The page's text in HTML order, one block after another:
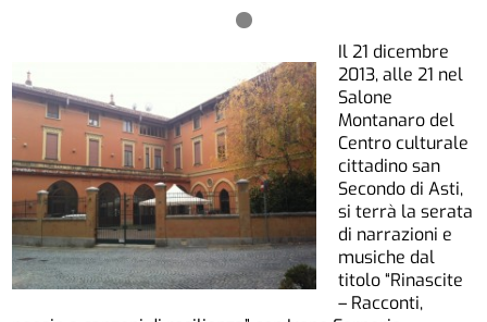
Il 21 dicembre
2013, alle 21 nel
Salone
Montanaro del
Centro culturale
cittadino san
Secondo di Asti,
si terrà la serata
di narrazioni e
musiche dal
titolo “Rinascite
– Racconti,